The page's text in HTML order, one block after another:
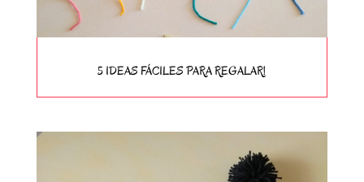
5 IDEAS FÁCILES PARA REGALAR!